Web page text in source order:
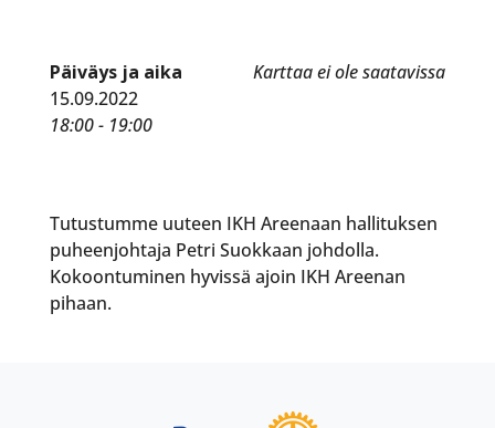
Karttaa ei ole saatavissa
Päiväys ja aika
15.09.2022
18:00 - 19:00
Tutustumme uuteen IKH Areenaan hallituksen
puheenjohtaja Petri Suokkaan johdolla.
Kokoontuminen hyvissä ajoin IKH Areenan
pihaan.